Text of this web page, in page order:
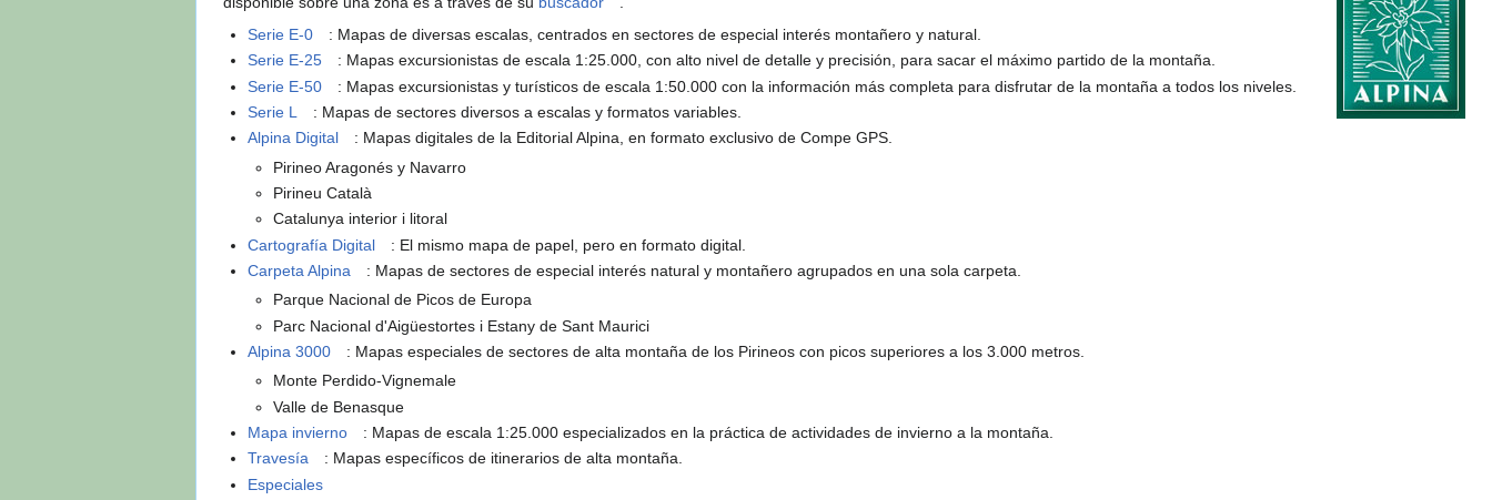
Serie E-0
: Mapas de diversas escalas, centrados en sectores de especial interés montañero y natural.
Serie E-25
: Mapas excursionistas de escala 1:25.000, con alto nivel de detalle y precisión, para sacar el máximo partido de la montaña.
Serie E-50
: Mapas excursionistas y turísticos de escala 1:50.000 con la información más completa para disfrutar de la montaña a todos los niveles.
Serie L
: Mapas de sectores diversos a escalas y formatos variables.
Alpina Digital
: Mapas digitales de la Editorial Alpina, en formato exclusivo de Compe GPS.
Pirineo Aragonés y Navarro
Pirineu Català
Catalunya interior i litoral
Cartografía Digital
: El mismo mapa de papel, pero en formato digital.
Carpeta Alpina
: Mapas de sectores de especial interés natural y montañero agrupados en una sola carpeta.
Parque Nacional de Picos de Europa
Parc Nacional d'Aigüestortes i Estany de Sant Maurici
Alpina 3000
: Mapas especiales de sectores de alta montaña de los Pirineos con picos superiores a los 3.000 metros.
Monte Perdido-Vignemale
Valle de Benasque
Mapa invierno
: Mapas de escala 1:25.000 especializados en la práctica de actividades de invierno a la montaña.
Travesía
: Mapas específicos de itinerarios de alta montaña.
Especiales